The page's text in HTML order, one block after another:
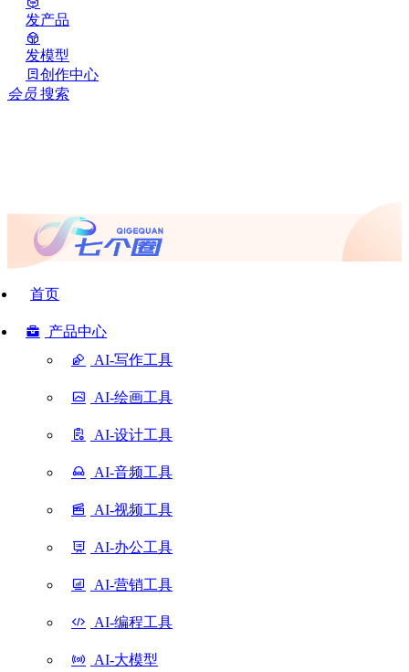
发产品
发模型
创作中心
会员 搜索
首页
产品中心
AI-写作工具
AI-绘画工具
AI-设计工具
AI-音频工具
AI-视频工具
AI-办公工具
AI-营销工具
AI-编程工具
AI-大模型